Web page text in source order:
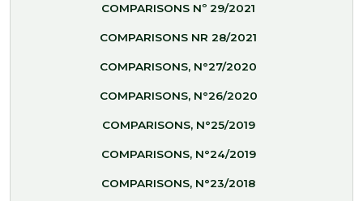
COMPARISONS Nº 29/2021
COMPARISONS NR 28/2021
COMPARISONS, N°27/2020
COMPARISONS, N°26/2020
COMPARISONS, N°25/2019
COMPARISONS, N°24/2019
COMPARISONS, N°23/2018